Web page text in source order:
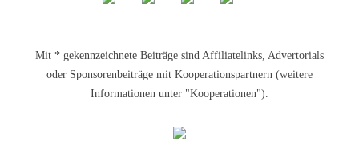
Mit * gekennzeichnete Beiträge sind Affiliatelinks, Advertorials
oder Sponsorenbeiträge mit Kooperationspartnern (weitere
Informationen unter "Kooperationen").